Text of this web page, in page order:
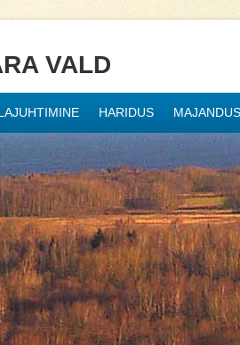
VALD
HARIDUS MAJANDUS